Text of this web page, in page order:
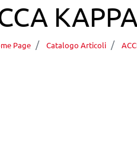
Page Catalogo Articoli